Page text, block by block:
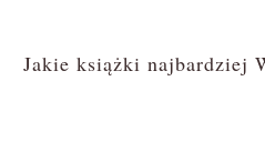
Jakie książki najbardziej